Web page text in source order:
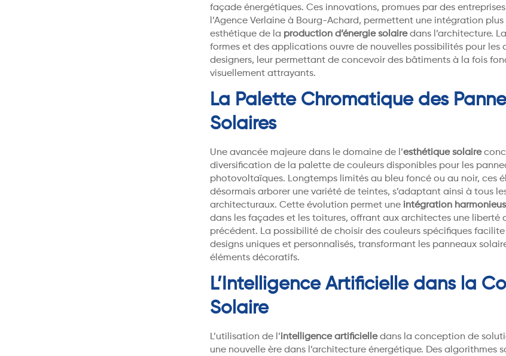
façade énergétiques. Ces innovations, promues par des
l’Agence Verlaine à Bourg-Achard, permettent une intégration
esthétique de la production d’énergie solairedans l’architecture.
formes et des applications ouvre de nouvelles possibilités pour les
designers, leur permettant de concevoir des bâtiments à la fois
visuellement attrayants.
La Palette Chromatique des
Solaires
Une avancée majeure dans le domaine de l’esthétique solaire
diversification de la palette de couleurs disponibles pour les
photovoltaïques. Longtemps limités au bleu foncé ou au noir, ces
désormais arborer une variété de teintes, s’adaptant ainsi à tous
architecturaux. Cette évolution permet une intégration
dans les façades et les toitures, offrant aux architectes une liberté
précédent. La possibilité de choisir des couleurs spécifiques
designs uniques et personnalisés, transformant les panneaux
éléments décoratifs.
L’Intelligence Artificielle dans la
Solaire
L’utilisation de l’intelligence artificielledans la conception de
une nouvelle ère dans l’architecture énergétique. Des algorithmes